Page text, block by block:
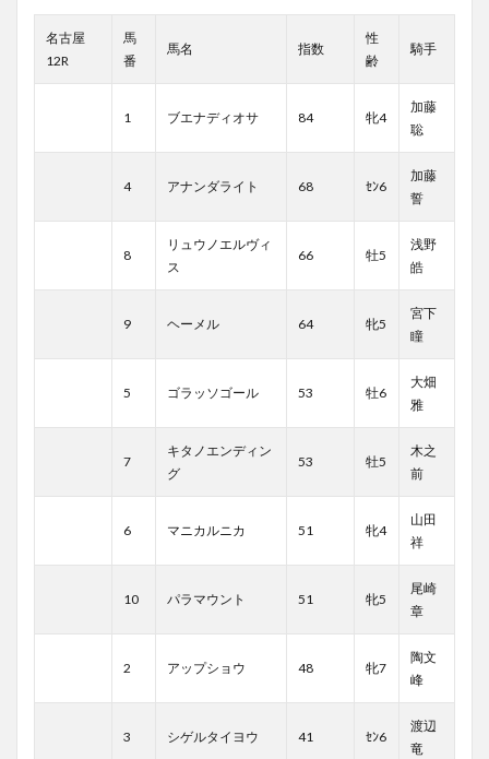
名古屋
12R
馬
番
馬名 指数
性
齢
騎手
1 ブエナディオサ 84 牝4
加藤
聡
4 アナンダライト 68 ｾﾝ6
加藤
誓
8
リュウノエルヴィ
ス
66 牡5
浅野
皓
9 ヘーメル 64 牝5
宮下
瞳
5 ゴラッソゴール 53 牡6
大畑
雅
7
キタノエンディン
グ
53 牡5
木之
前
6 マニカルニカ 51 牝4
山田
祥
10 パラマウント 51 牝5
尾崎
章
2 アップショウ 48 牝7
陶文
峰
3 シゲルタイヨウ 41 ｾﾝ6
渡辺
竜